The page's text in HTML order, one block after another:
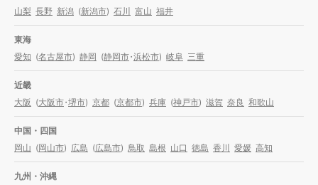
山梨 長野 新潟 (新潟市) 石川 富山 福井
東海
愛知 (名古屋市) 静岡 (静岡市・浜松市) 岐阜 三重
近畿
大阪 (大阪市・堺市) 京都 (京都市) 兵庫 (神戸市) 滋賀 奈良 和歌山
中国・四国
岡山 (岡山市) 広島 (広島市) 鳥取 島根 山口 徳島 香川 愛媛 高知
九州・沖縄